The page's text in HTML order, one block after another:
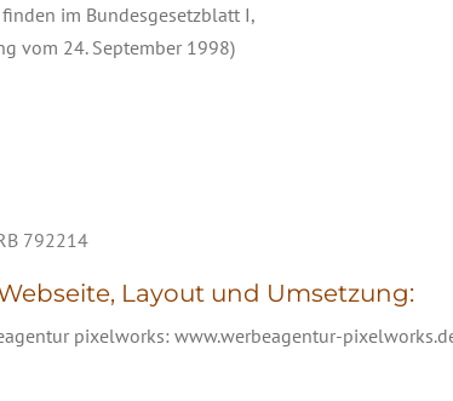
im Bundesgesetzblatt I,
vom 24. September 1998)
792214
Layout und Umsetzung:
pixelworks: www.werbeagentur-